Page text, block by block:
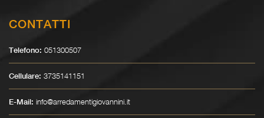
CONTATTI
Telefono: 051300507
Cellulare: 3735141151
E-Mail: info@arredamentigiovannini.it